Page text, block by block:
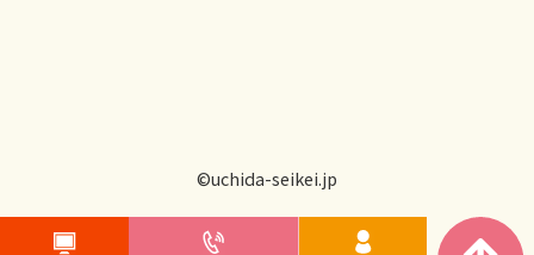
©uchida-seikei.jp